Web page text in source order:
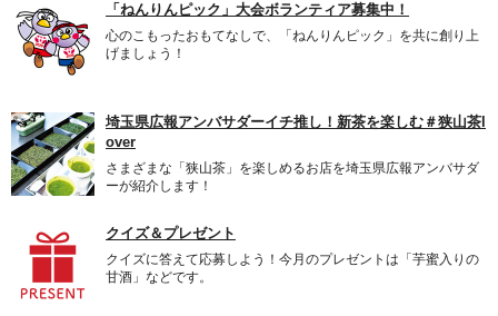
「ねんりんピック」大会ボランティア募集中！
心のこもったおもてなしで、「ねんりんピック」を共に創り上
げましょう！
埼玉県広報アンバサダーイチ推し！新茶を楽しむ＃狭山茶l
over
さまざまな「狭山茶」を楽しめるお店を埼玉県広報アンバサダ
ーが紹介します！
クイズ＆プレゼント
クイズに答えて応募しよう！今月のプレゼントは「芋蜜入りの
甘酒」などです。